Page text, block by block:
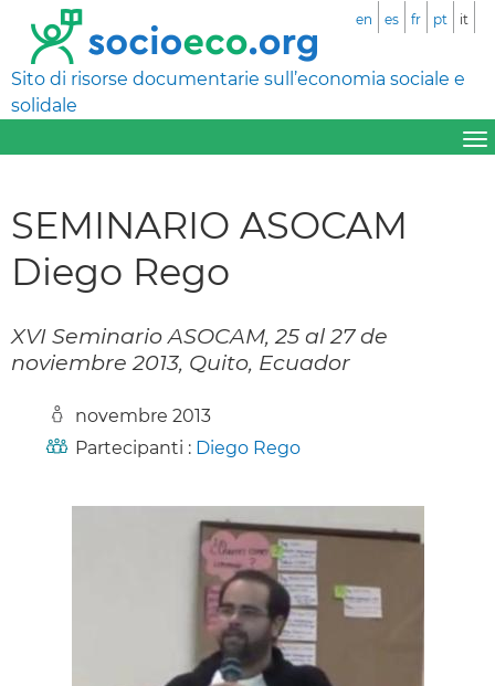
Sito di risorse documentarie sull’economia sociale e
solidale
en es fr pt it
SEMINARIO ASOCAM
Diego Rego
XVI Seminario ASOCAM, 25 al 27 de
noviembre 2013, Quito, Ecuador
novembre 2013
Partecipanti : Diego Rego